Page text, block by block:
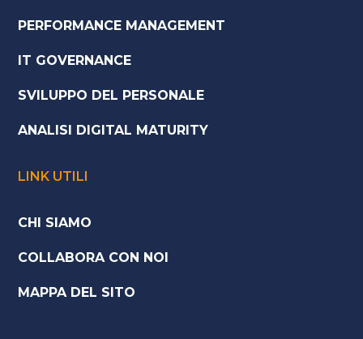
PERFORMANCE MANAGEMENT
IT GOVERNANCE
SVILUPPO DEL PERSONALE
ANALISI DIGITAL MATURITY
LINK UTILI
CHI SIAMO
COLLABORA CON NOI
MAPPA DEL SITO